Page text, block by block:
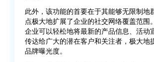
此外，该功能的首要在于其能够无限制地
点极大地扩展了企业的社交网络覆盖范围
企业可以轻松地将最新的产品信息、活动
传达给广大的潜在客户和关注者，极大地
品牌曝光度。